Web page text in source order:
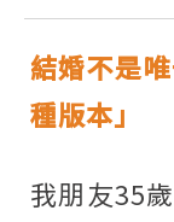
結婚不是
種版本」
我朋友35